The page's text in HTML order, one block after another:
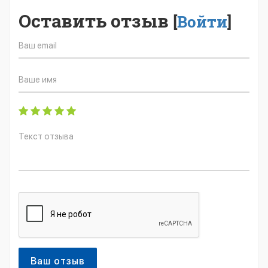
Оставить отзыв [Войти]
Ваш отзыв